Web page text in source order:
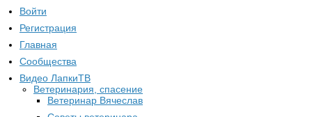
Войти
Регистрация
Главная
Сообщества
Видео ЛапкиТВ
Ветеринария, спасение
Ветеринар Вячеслав